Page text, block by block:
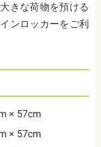
きな荷物を預ける
ンロッカーをご利
× 57cm
× 57cm